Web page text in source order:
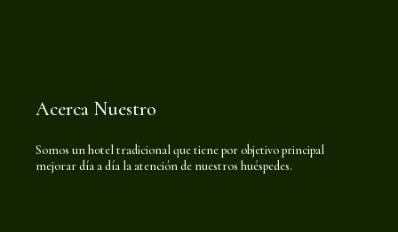
Acerca Nuestro
Somos un hotel tradicional que tiene por objetivo principal
mejorar día a día la atención de nuestros huéspedes.